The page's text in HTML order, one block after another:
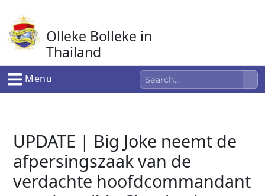
naar
de
inhoud
Olleke Bolleke in
Thailand
In Thailand
Menu
UPDATE | Big Joke neemt de
afpersingszaak van de
verdachte hoofdcommandant